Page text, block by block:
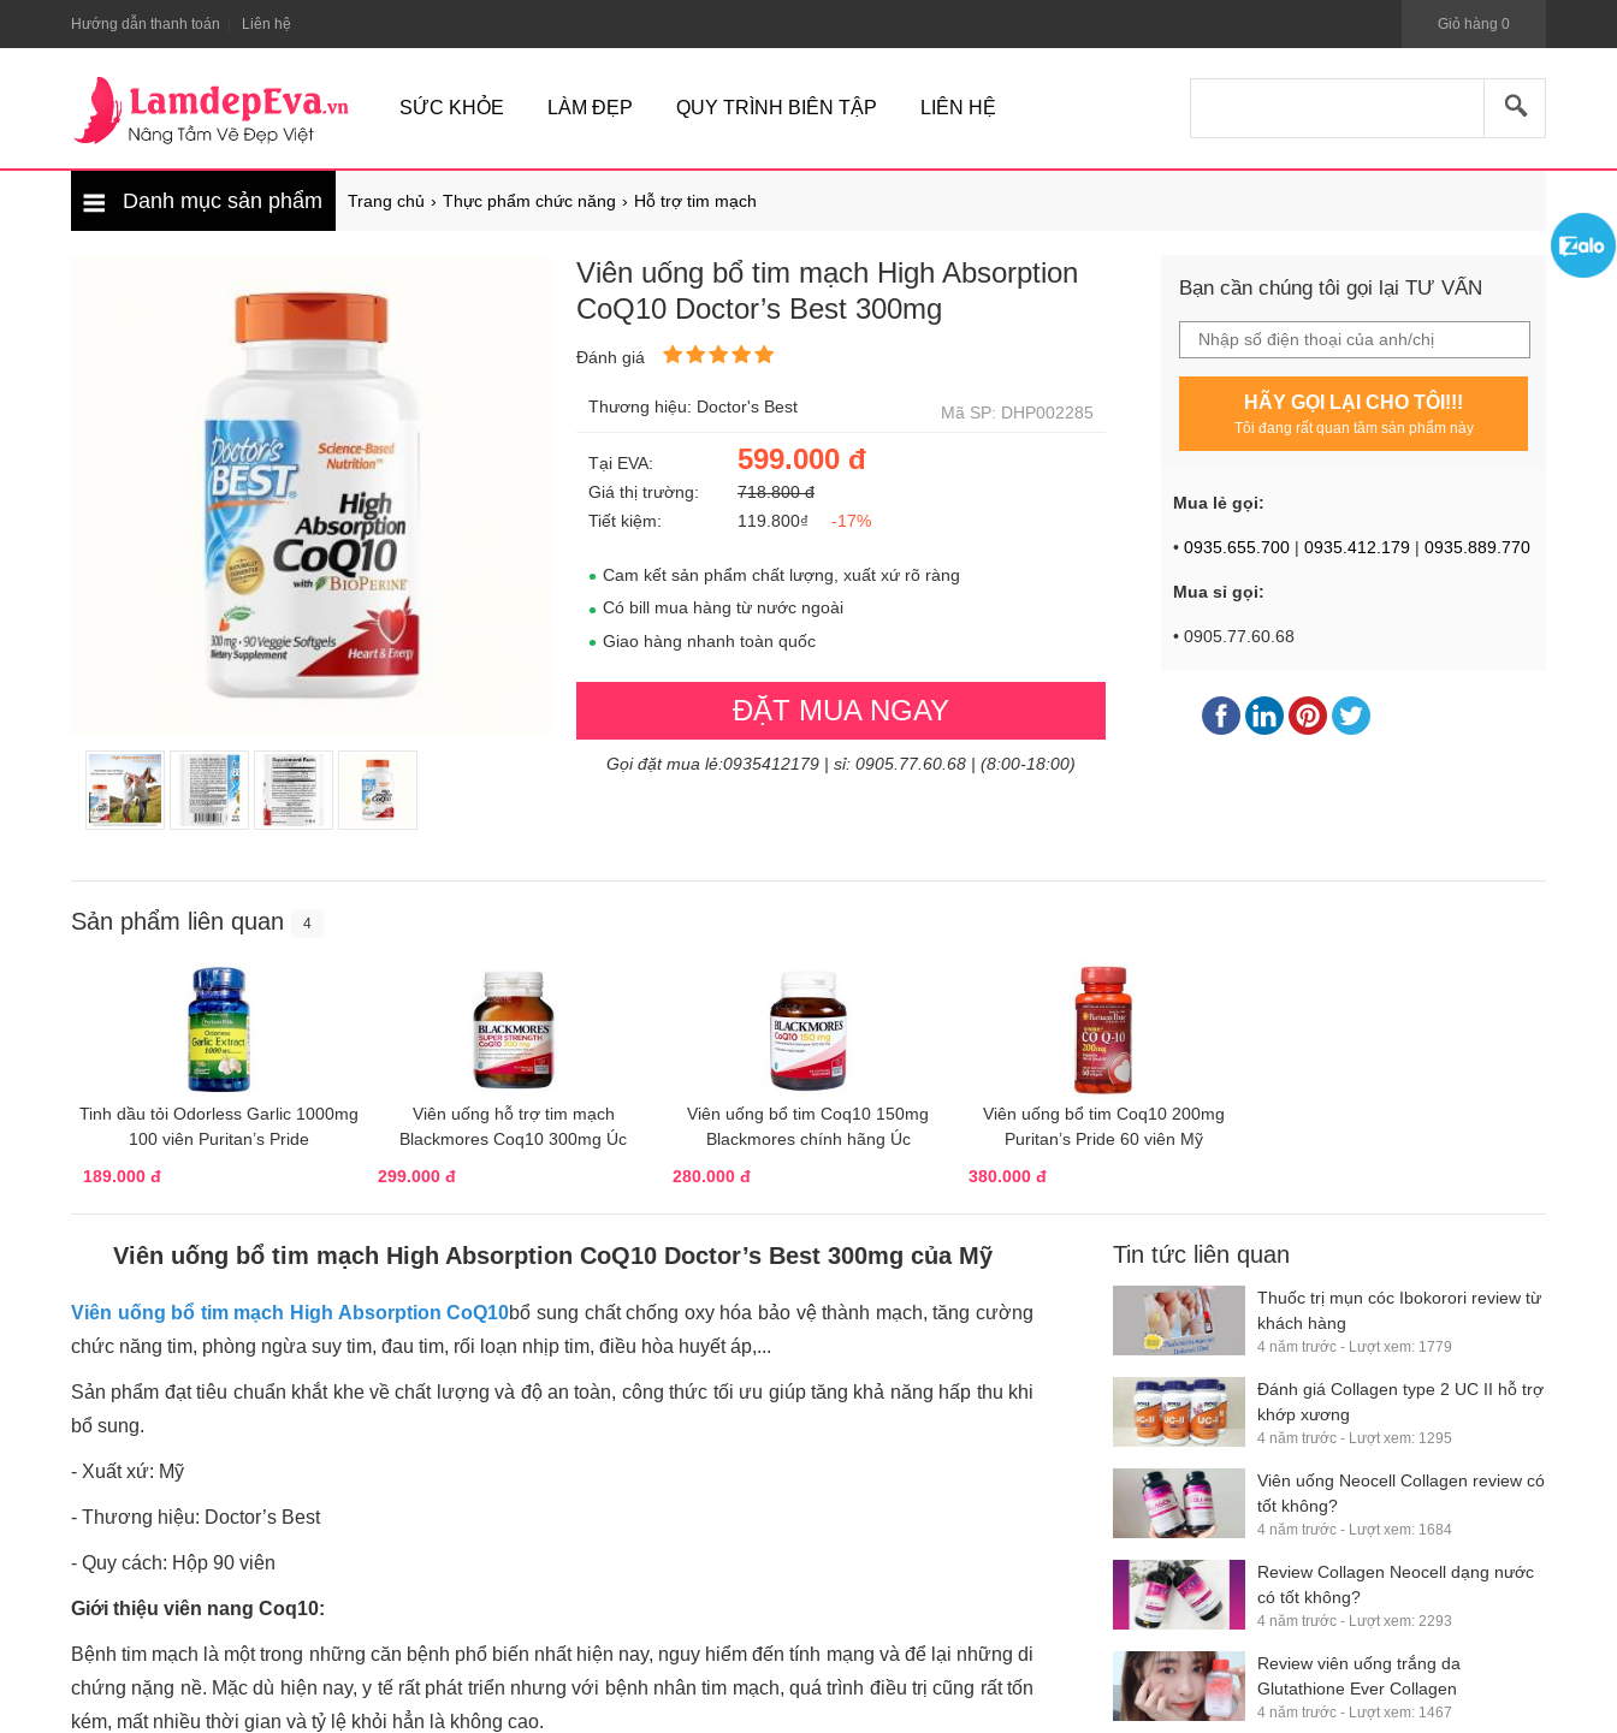
Hướng dẫn thanh toán Liên hệ Giỏ hàng 0
SỨC KHỎE LÀM ĐẸP QUY TRÌNH BIÊN TẬP LIÊN HỆ
Danh mục sản phẩm Trang chủ Thực phẩm chức năng Hỗ trợ tim mạch
Viên uống bổ tim mạch High Absorption
CoQ10 Doctor’s Best 300mg
Đánh giá
Thương hiệu: Doctor's Best Mã SP: DHP002285
Tại EVA: 599.000 đ
Giá thị trường:
718.800 đ
Tiết kiệm:
119.800₫ -17%
Cam kết sản phẩm chất lượng, xuất xứ rõ ràng
Có bill mua hàng từ nước ngoài
Giao hàng nhanh toàn quốc
ĐẶT MUA NGAY
Gọi đặt mua lẻ:0935412179 | sỉ: 0905.77.60.68 | (8:00-18:00)
Bạn cần chúng tôi gọi lại TƯ VẤN
HÃY GỌI LẠI CHO TÔI!!!
Tôi đang rất quan tâm sản phẩm này
Mua lẻ gọi:
• 0935.655.700 | 0935.412.179 | 0935.889.770
Mua sỉ gọi:
• 0905.77.60.68
Sản phẩm liên quan 4
Tinh dầu tỏi Odorless Garlic 1000mg
100 viên Puritan’s Pride
189.000 đ
Viên uống hỗ trợ tim mạch
Blackmores Coq10 300mg Úc
299.000 đ
Viên uống bổ tim Coq10 150mg
Blackmores chính hãng Úc
280.000 đ
Viên uống bổ tim Coq10 200mg
Puritan’s Pride 60 viên Mỹ
380.000 đ
Viên uống bổ tim mạch High Absorption CoQ10 Doctor’s Best 300mg của Mỹ
Viên uống bổ tim mạch High Absorption CoQ10bổ sung chất chống oxy hóa bảo vệ thành mạch, tăng cường
chức năng tim, phòng ngừa suy tim, đau tim, rối loạn nhịp tim, điều hòa huyết áp,...
Sản phẩm đạt tiêu chuẩn khắt khe về chất lượng và độ an toàn, công thức tối ưu giúp tăng khả năng hấp thu khi
bổ sung.
- Xuất xứ: Mỹ
- Thương hiệu: Doctor’s Best
- Quy cách: Hộp 90 viên
Giới thiệu viên nang Coq10:
Bệnh tim mạch là một trong những căn bệnh phổ biến nhất hiện nay, nguy hiểm đến tính mạng và để lại những di
chứng nặng nề. Mặc dù hiện nay, y tế rất phát triển nhưng với bệnh nhân tim mạch, quá trình điều trị cũng rất tốn
kém, mất nhiều thời gian và tỷ lệ khỏi hẳn là không cao.
Tin tức liên quan
Thuốc trị mụn cóc Ibokorori review từ
khách hàng
4 năm trước - Lượt xem: 1779
Đánh giá Collagen type 2 UC II hỗ trợ
khớp xương
4 năm trước - Lượt xem: 1295
Viên uống Neocell Collagen review có
tốt không?
4 năm trước - Lượt xem: 1684
Review Collagen Neocell dạng nước
có tốt không?
4 năm trước - Lượt xem: 2293
Review viên uống trắng da
Glutathione Ever Collagen
4 năm trước - Lượt xem: 1467